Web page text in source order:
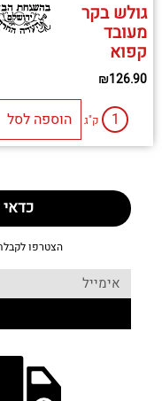
גולש בקר
מעובד
קפוא
₪126.90
ק"ג הוספה לסל
הצטרפו